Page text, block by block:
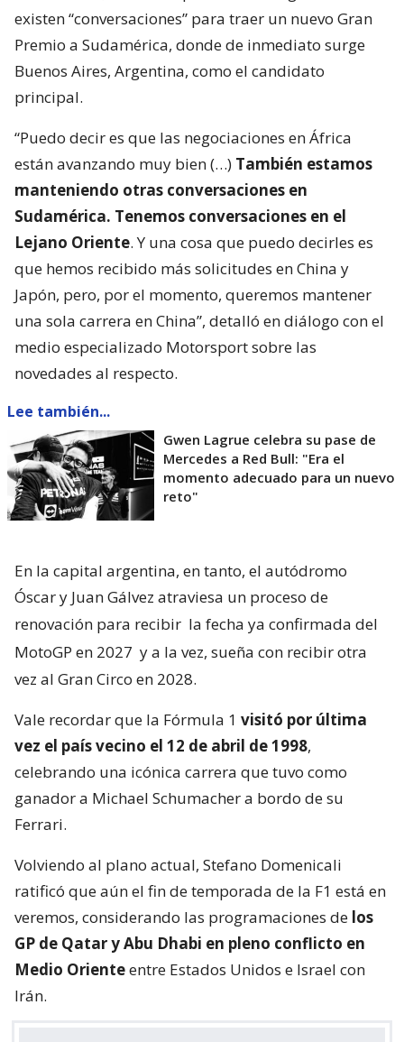
existen “conversaciones” para traer un nuevo Gran
Premio a Sudamérica, donde de inmediato surge
Buenos Aires, Argentina, como el candidato
principal.
“Puedo decir es que las negociaciones en África
están avanzando muy bien (…) También estamos
manteniendo otras conversaciones en
Sudamérica. Tenemos conversaciones en el
Lejano Oriente. Y una cosa que puedo decirles es
que hemos recibido más solicitudes en China y
Japón, pero, por el momento, queremos mantener
una sola carrera en China”, detalló en diálogo con el
medio especializado Motorsport sobre las
novedades al respecto.
Lee también...
Gwen Lagrue celebra su pase de
Mercedes a Red Bull: "Era el
momento adecuado para un nuevo
reto"
En la capital argentina, en tanto, el autódromo
Óscar y Juan Gálvez atraviesa un proceso de
renovación para recibir la fecha ya confirmada del
MotoGP en 2027 y a la vez, sueña con recibir otra
vez al Gran Circo en 2028.
Vale recordar que la Fórmula 1 visitó por última
vez el país vecino el 12 de abril de 1998,
celebrando una icónica carrera que tuvo como
ganador a Michael Schumacher a bordo de su
Ferrari.
Volviendo al plano actual, Stefano Domenicali
ratificó que aún el fin de temporada de la F1 está en
veremos, considerando las programaciones de los
GP de Qatar y Abu Dhabi en pleno conflicto en
Medio Orienteentre Estados Unidos e Israel con
Irán.